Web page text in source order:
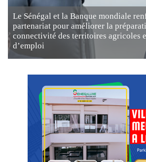
Le Sénégal et la Banque mondiale
partenariat pour améliorer la
connectivité des territoires agricoles
d’emploi